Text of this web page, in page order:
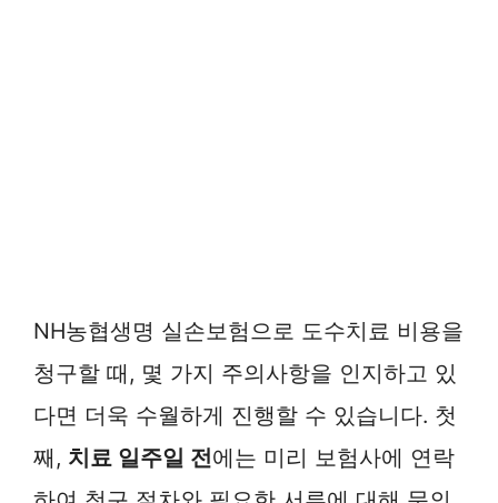
NH농협생명 실손보험으로 도수치료 비용을
청구할 때, 몇 가지 주의사항을 인지하고 있
다면 더욱 수월하게 진행할 수 있습니다. 첫
째, 치료 일주일 전에는 미리 보험사에 연락